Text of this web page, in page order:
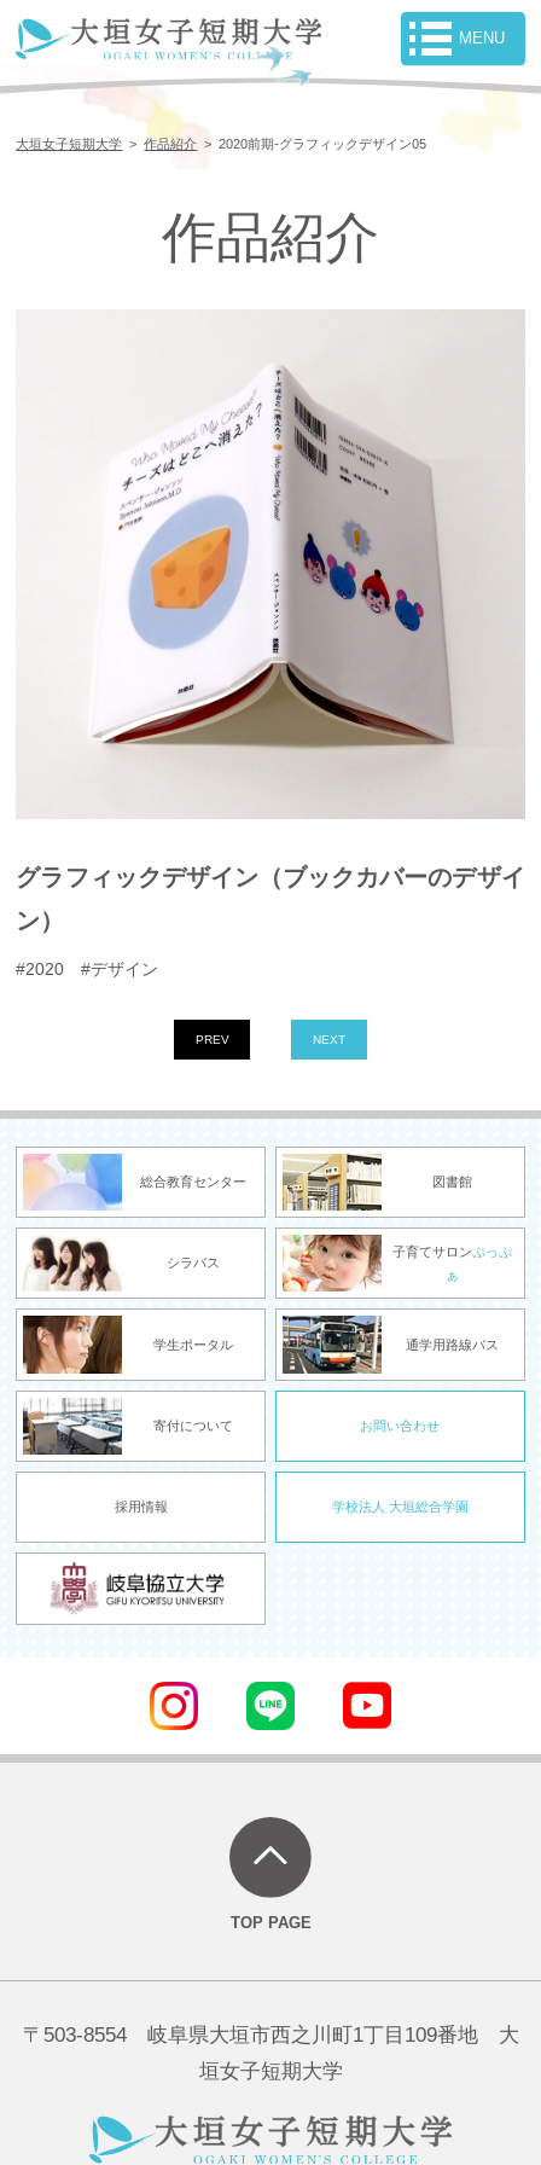
大垣女子短期大学 >作品紹介 >2020前期-グラフィックデザイン05
作品紹介
グラフィックデザイン（ブックカバーのデザイ
ン）
#2020 #デザイン
PREV NEXT
総合教育センター 図書館
シラバス
子育てサロンぷっぷ
ぁ
学生ポータル 通学用路線バス
寄付について お問い合わせ
採用情報 学校法人 大垣総合学園
〒503-8554 岐阜県大垣市西之川町1丁目109番地 大
垣女子短期大学